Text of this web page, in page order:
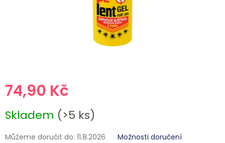
74,90 Kč
cena:
Skladem (>5 ks)
Můžeme doručit do: 11.8.2026 Možnosti doručení